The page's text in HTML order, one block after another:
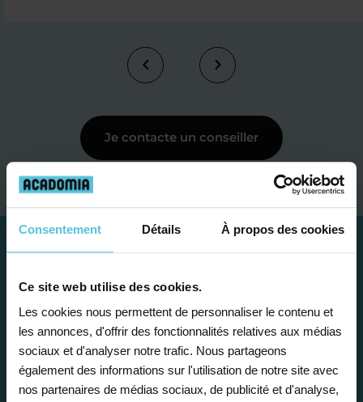
Consentement Détails À propos des cookies
Ce site web utilise des cookies.
Les cookies nous permettent de personnaliser le contenu et
les annonces, d'offrir des fonctionnalités relatives aux médias
sociaux et d'analyser notre trafic. Nous partageons
également des informations sur l'utilisation de notre site avec
nos partenaires de médias sociaux, de publicité et d'analyse,
Je contacte un conseiller